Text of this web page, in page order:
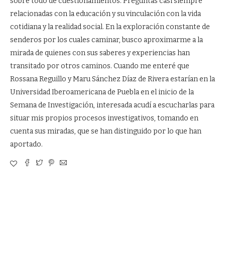
relacionadas con la educación y su vinculación con la vida
cotidiana y la realidad social. En la exploración constante de
senderos por los cuales caminar, busco aproximarme a la
mirada de quienes con sus saberes y experiencias han
transitado por otros caminos. Cuando me enteré que
Rossana Reguillo y Maru Sánchez Díaz de Rivera estarían en la
Universidad Iberoamericana de Puebla en el inicio de la
Semana de Investigación, interesada acudí a escucharlas para
situar mis propios procesos investigativos, tomando en
cuenta sus miradas, que se han distinguido por lo que han
aportado.